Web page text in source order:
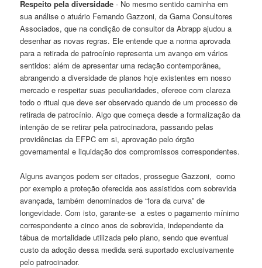
Respeito pela diversidade- No mesmo sentido caminha em
sua análise o atuário Fernando Gazzoni, da Gama Consultores
Associados, que na condição de consultor da Abrapp ajudou a
desenhar as novas regras. Ele entende que a norma aprovada
para a retirada de patrocínio representa um avanço em vários
sentidos: além de apresentar uma redação contemporânea,
abrangendo a diversidade de planos hoje existentes em nosso
mercado e respeitar suas peculiaridades, oferece com clareza
todo o ritual que deve ser observado quando de um processo de
retirada de patrocínio. Algo que começa desde a formalização da
intenção de se retirar pela patrocinadora, passando pelas
providências da EFPC em si, aprovação pelo órgão
governamental e liquidação dos compromissos correspondentes.
Alguns avanços podem ser citados, prossegue Gazzoni, como
por exemplo a proteção oferecida aos assistidos com sobrevida
avançada, também denominados de “fora da curva” de
longevidade. Com isto, garante-se a estes o pagamento mínimo
correspondente a cinco anos de sobrevida, independente da
tábua de mortalidade utilizada pelo plano, sendo que eventual
custo da adoção dessa medida será suportado exclusivamente
pelo patrocinador.